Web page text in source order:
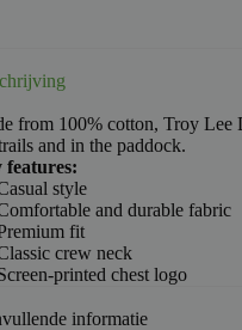
from 100% cotton, Troy Lee
and in the paddock.
features:
style
and durable fabric
fit
crew neck
printed chest logo
informatie